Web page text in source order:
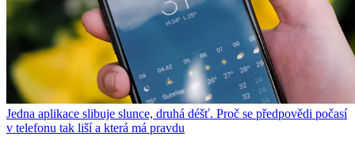
Jedna aplikace slibuje slunce, druhá déšť. Proč se předpovědi počasí
v telefonu tak liší a která má pravdu